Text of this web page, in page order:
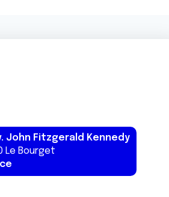
John Fitzgerald Kennedy
Le Bourget